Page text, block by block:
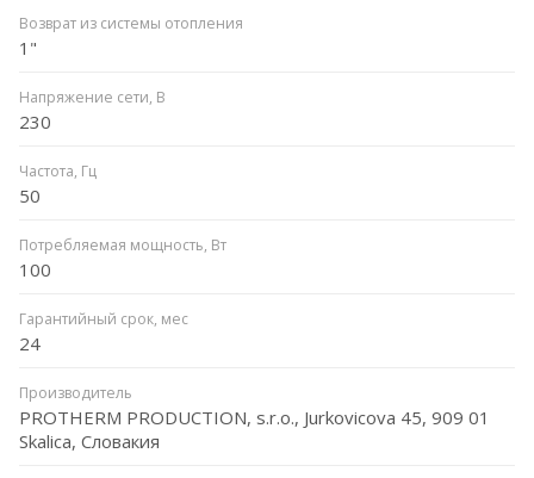
Возврат из системы отопления
1"
Напряжение сети, В
230
Частота, Гц
50
Потребляемая мощность, Вт
100
Гарантийный срок, мес
24
Производитель
PROTHERM PRODUCTION, s.r.o., Jurkovicova 45, 909 01
Skalica, Словакия